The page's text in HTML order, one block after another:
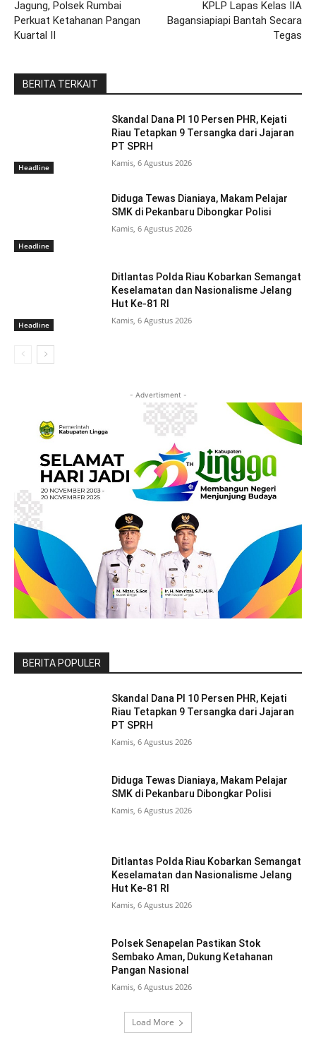
Jagung, Polsek Rumbai
Perkuat Ketahanan Pangan
Kuartal II
KPLP Lapas Kelas IIA
Bagansiapiapi Bantah Secara
Tegas
BERITA TERKAIT
Headline
Skandal Dana PI 10 Persen PHR, Kejati
Riau Tetapkan 9 Tersangka dari Jajaran
PT SPRH
Kamis, 6 Agustus 2026
Headline
Diduga Tewas Dianiaya, Makam Pelajar
SMK di Pekanbaru Dibongkar Polisi
Kamis, 6 Agustus 2026
Headline
Ditlantas Polda Riau Kobarkan Semangat
Keselamatan dan Nasionalisme Jelang
Hut Ke-81 RI
Kamis, 6 Agustus 2026
- Advertisment -
BERITA POPULER
Skandal Dana PI 10 Persen PHR, Kejati
Riau Tetapkan 9 Tersangka dari Jajaran
PT SPRH
Kamis, 6 Agustus 2026
Diduga Tewas Dianiaya, Makam Pelajar
SMK di Pekanbaru Dibongkar Polisi
Kamis, 6 Agustus 2026
Ditlantas Polda Riau Kobarkan Semangat
Keselamatan dan Nasionalisme Jelang
Hut Ke-81 RI
Kamis, 6 Agustus 2026
Polsek Senapelan Pastikan Stok
Sembako Aman, Dukung Ketahanan
Pangan Nasional
Kamis, 6 Agustus 2026
Load More